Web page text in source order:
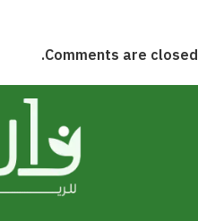
Comments are closed.